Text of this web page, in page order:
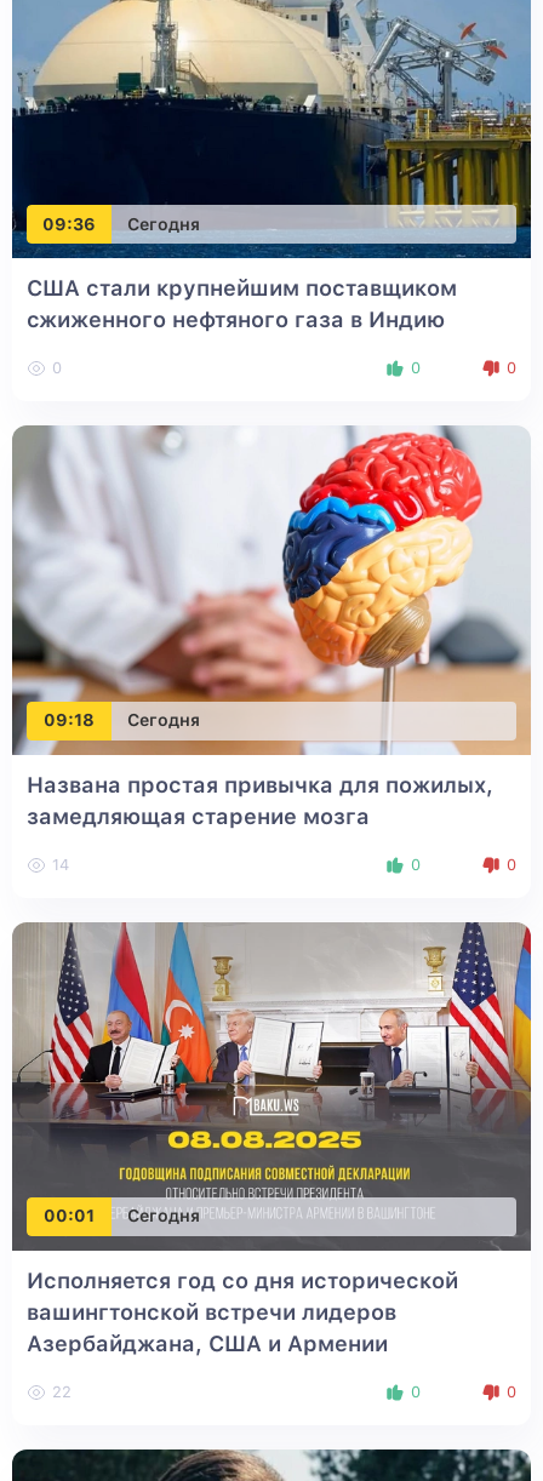
09:36 Сегодня
США стали крупнейшим поставщиком
сжиженного нефтяного газа в Индию
0 0 0
09:18 Сегодня
Названа простая привычка для пожилых,
замедляющая старение мозга
14 0 0
00:01 Сегодня
Исполняется год со дня исторической
вашингтонской встречи лидеров
Азербайджана, США и Армении
22 0 0